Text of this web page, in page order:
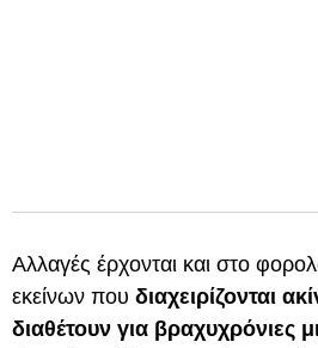
Αλλαγές έρχονται και στο
εκείνων που διαχειρίζονται
διαθέτουν για βραχυχρόνιες